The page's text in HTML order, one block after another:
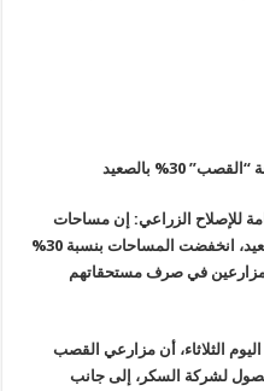
30% بالصعيد
للإصلاح الزراعي: إن مساحات
القصب بدأت تتناقص في محافظات الصعيد، انخفضت المساحات بنسبة 30%
في صرف مستحقاتهم
الثلاثاء، أن مزارعي القصب
لشركة السكر، إلى جانب